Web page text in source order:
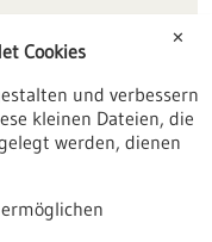
✕
Cookies
und verbessern
kleinen Dateien, die
werden, dienen